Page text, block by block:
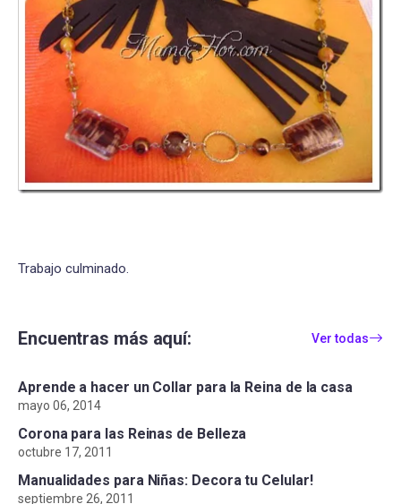
Trabajo culminado.
Encuentras más aquí: Ver todas
Aprende a hacer un Collar para la Reina de la casa
mayo 06, 2014
Corona para las Reinas de Belleza
octubre 17, 2011
Manualidades para Niñas: Decora tu Celular!
septiembre 26, 2011